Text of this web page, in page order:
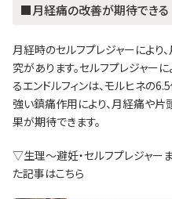
■月経痛の改善が期待できる
月経時のセルフプレジャーにより
究があります。セルフプレジャー
るエンドルフィンは、モルヒネの
強い鎮痛作用により、月経痛や
果が期待できます。
▽生理～避妊・セルフプレジャー
た記事はこちら